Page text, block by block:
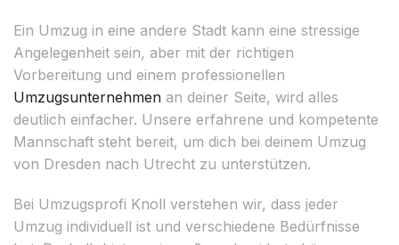
Ein Umzug in eine andere Stadt kann eine stressige
Angelegenheit sein, aber mit der richtigen
Vorbereitung und einem professionellen
Umzugsunternehmen an deiner Seite, wird alles
deutlich einfacher. Unsere erfahrene und kompetente
Mannschaft steht bereit, um dich bei deinem Umzug
von Dresden nach Utrecht zu unterstützen.
Bei Umzugsprofi Knoll verstehen wir, dass jeder
Umzug individuell ist und verschiedene Bedürfnisse